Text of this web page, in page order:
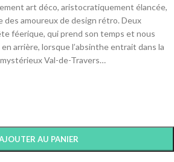
art déco, aristocratiquement élancée,
des amoureux de design rétro. Deux
féerique, qui prend son temps et nous
arrière, lorsque l’absinthe entrait dans la
Val-de-Travers…
AU PANIER